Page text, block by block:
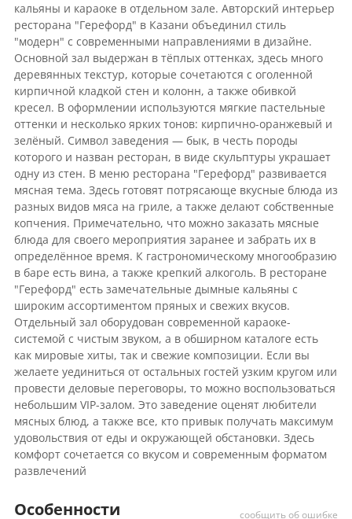
кальяны и караоке в отдельном зале. Авторский интерьер
ресторана "Герефорд" в Казани объединил стиль
"модерн" с современными направлениями в дизайне.
Основной зал выдержан в тёплых оттенках, здесь много
деревянных текстур, которые сочетаются с оголенной
кирпичной кладкой стен и колонн, а также обивкой
кресел. В оформлении используются мягкие пастельные
оттенки и несколько ярких тонов: кирпично-оранжевый и
зелёный. Символ заведения — бык, в честь породы
которого и назван ресторан, в виде скульптуры украшает
одну из стен. В меню ресторана "Герефорд" развивается
мясная тема. Здесь готовят потрясающе вкусные блюда из
разных видов мяса на гриле, а также делают собственные
копчения. Примечательно, что можно заказать мясные
блюда для своего мероприятия заранее и забрать их в
определённое время. К гастрономическому многообразию
в баре есть вина, а также крепкий алкоголь. В ресторане
"Герефорд" есть замечательные дымные кальяны с
широким ассортиментом пряных и свежих вкусов.
Отдельный зал оборудован современной караоке-
системой с чистым звуком, а в обширном каталоге есть
как мировые хиты, так и свежие композиции. Если вы
желаете уединиться от остальных гостей узким кругом или
провести деловые переговоры, то можно воспользоваться
небольшим VIP-залом. Это заведение оценят любители
мясных блюд, а также все, кто привык получать максимум
удовольствия от еды и окружающей обстановки. Здесь
комфорт сочетается со вкусом и современным форматом
развлечений
сообщить об ошибке
Особенности